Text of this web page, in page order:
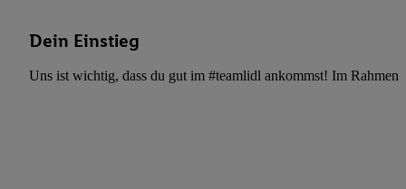
Dein Einstieg
Uns ist wichtig, dass du gut im #teamlidl ankommst! Im Rahmen